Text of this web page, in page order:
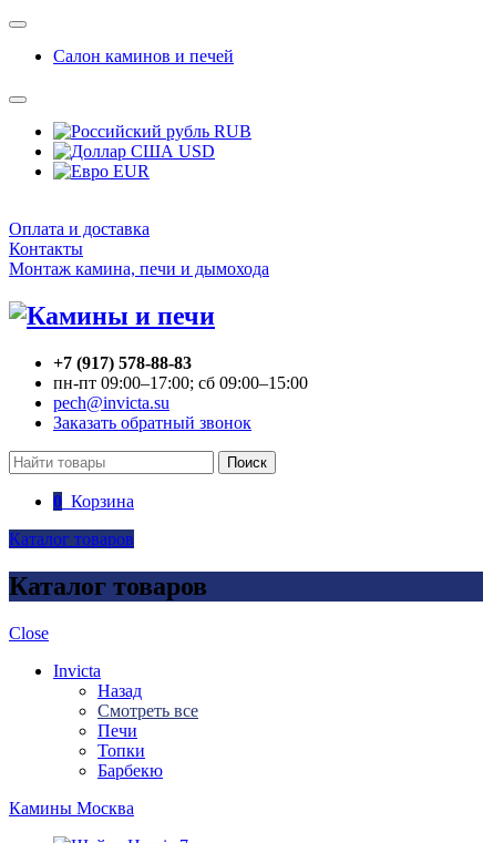
Салон каминов и печей
RUB
USD
EUR
Оплата и доставка
Контакты
Монтаж камина, печи и дымохода
+7 (917) 578-88-83
пн-пт 09:00–17:00; сб 09:00–15:00
pech@invicta.su
Заказать обратный звонок
Поиск
0 Корзина
Каталог товаров
Каталог товаров
Close
Invicta
Назад
Смотреть все
Печи
Топки
Барбекю
Камины Москва